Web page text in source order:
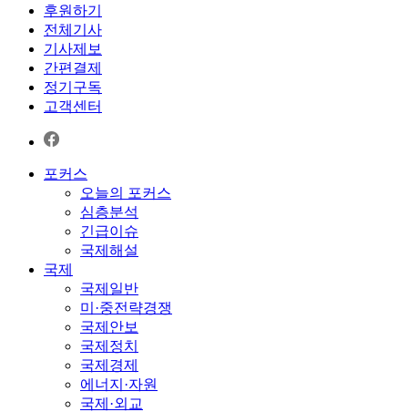
후원하기
전체기사
기사제보
간편결제
정기구독
고객센터
포커스
오늘의 포커스
심층분석
긴급이슈
국제해설
국제
국제일반
미·중전략경쟁
국제안보
국제정치
국제경제
에너지·자원
국제·외교